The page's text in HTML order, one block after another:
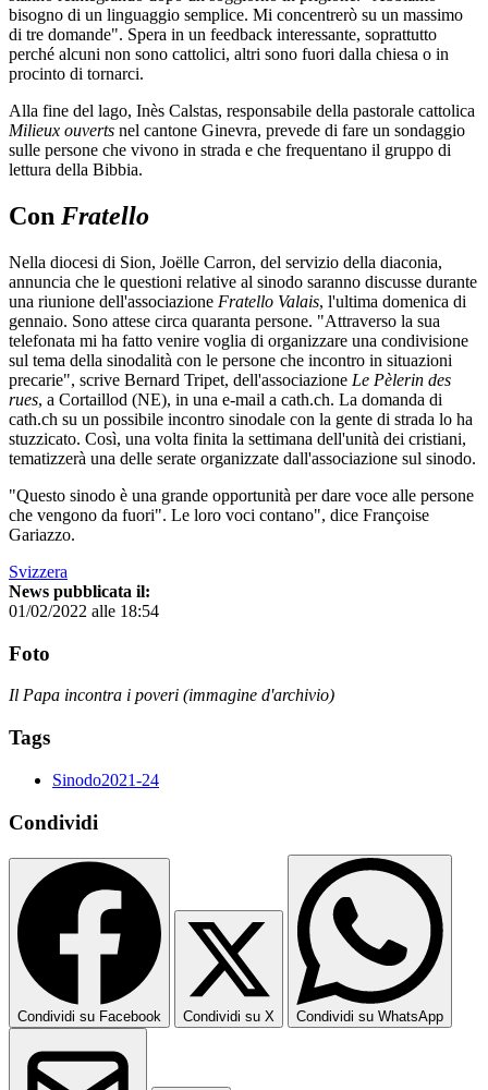
bisogno di un linguaggio semplice. Mi concentrerò su un massimo
di tre domande". Spera in un feedback interessante, soprattutto
perché alcuni non sono cattolici, altri sono fuori dalla chiesa o in
procinto di tornarci.
Alla fine del lago, Inès Calstas, responsabile della pastorale cattolica
Milieux ouverts nel cantone Ginevra, prevede di fare un sondaggio
sulle persone che vivono in strada e che frequentano il gruppo di
lettura della Bibbia.
Con Fratello
Nella diocesi di Sion, Joëlle Carron, del servizio della diaconia,
annuncia che le questioni relative al sinodo saranno discusse durante
una riunione dell'associazione Fratello Valais, l'ultima domenica di
gennaio. Sono attese circa quaranta persone. "Attraverso la sua
telefonata mi ha fatto venire voglia di organizzare una condivisione
sul tema della sinodalità con le persone che incontro in situazioni
precarie", scrive Bernard Tripet, dell'associazione Le Pèlerin des
rues, a Cortaillod (NE), in una e-mail a cath.ch. La domanda di
cath.ch su un possibile incontro sinodale con la gente di strada lo ha
stuzzicato. Così, una volta finita la settimana dell'unità dei cristiani,
tematizzerà una delle serate organizzate dall'associazione sul sinodo.
"Questo sinodo è una grande opportunità per dare voce alle persone
che vengono da fuori". Le loro voci contano", dice Françoise
Gariazzo.
Svizzera
News pubblicata il:
01/02/2022 alle 18:54
Foto
Il Papa incontra i poveri (immagine d'archivio)
Tags
Sinodo2021-24
Condividi
Condividi su Facebook Condividi su X Condividi su WhatsApp